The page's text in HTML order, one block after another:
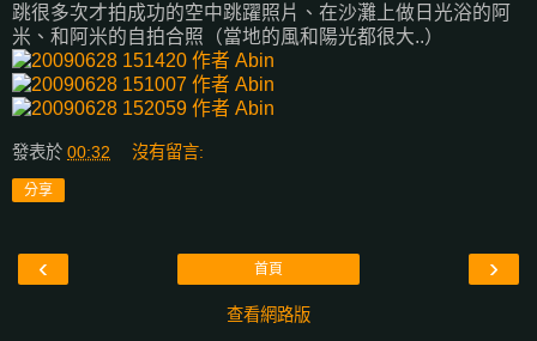
跳很多次才拍成功的空中跳躍照片、在沙灘上做日光浴的阿
米、和阿米的自拍合照（當地的風和陽光都很大..）
發表於 00:32 沒有留言:
分享
‹ ›
首頁
查看網路版